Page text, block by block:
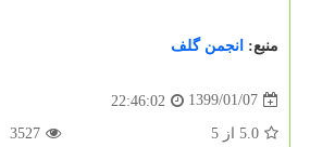
منبع: انجمن گلف
1399/01/07
22:46:02
5.0 از 5
3527